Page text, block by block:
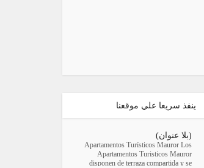
ينفذ سريعا علي موقعنا
(بلا عنوان)
Apartamentos Turísticos Mauror Los
Apartamentos Turisticos Mauror
disponen de terraza compartida y se